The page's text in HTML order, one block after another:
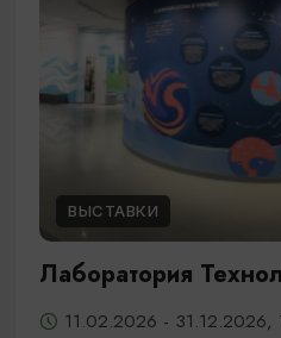
ВЫСТАВКИ
Лаборатория
11.02.2026 - 31.12.2026,